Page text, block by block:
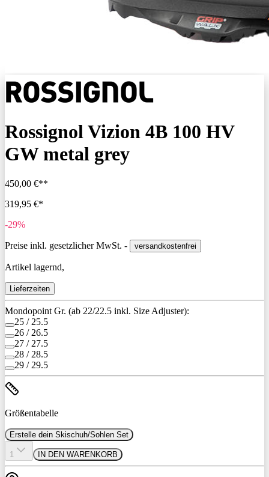
Rossignol Vizion 4B 100 HV
GW metal grey
450,00 €**
319,95 €*
-29%
Preise inkl. gesetzlicher MwSt. - versandkostenfrei
Artikel lagernd,
Lieferzeiten
Mondopoint Gr. (ab 22/22.5 inkl. Size Adjuster):
25 / 25.5
26 / 26.5
27 / 27.5
28 / 28.5
29 / 29.5
Größentabelle
Erstelle dein Skischuh/Sohlen Set
1 IN DEN WARENKORB